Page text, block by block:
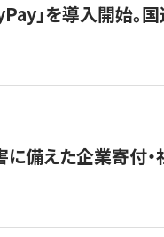
」を導入開始。
に備えた企業寄付